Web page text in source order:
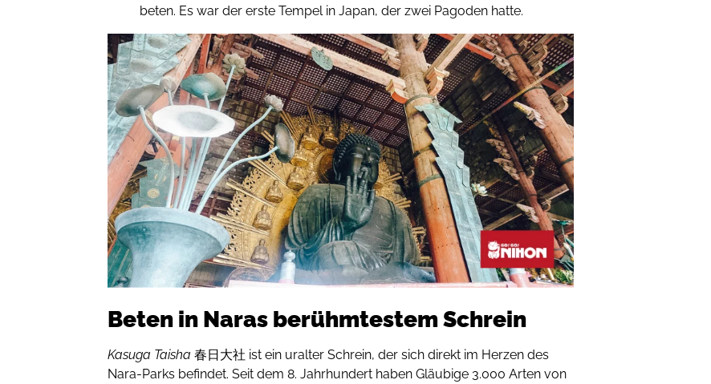
beten. Es war der erste Tempel in Japan, der zwei Pagoden hatte.
Beten in Naras berühmtestem Schrein
Kasuga Taisha 春日大社 ist ein uralter Schrein, der sich direkt im Herzen des
Nara-Parks befindet. Seit dem 8. Jahrhundert haben Gläubige 3.000 Arten von